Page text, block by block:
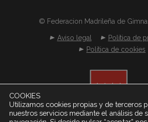
© Federacion Madrileña de
Aviso legal
Política de
Política de cookies
COOKIES
Utilizamos cookies propias y de terceros
nuestros servicios mediante el análisis de